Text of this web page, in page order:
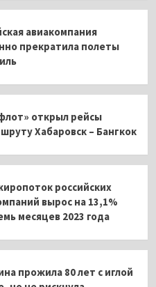
авиакомпания
прекратила полеты
открыл рейсы
Хабаровск – Бангкок
российских
вырос на 13,1%
месяцев 2023 года
прожила 80 лет с иглой